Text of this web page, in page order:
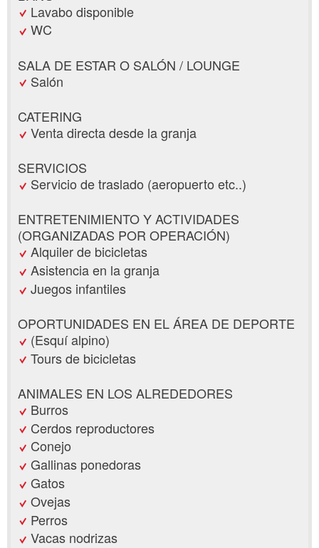
Lavabo disponible
WC
SALA DE ESTAR O SALÓN / LOUNGE
Salón
CATERING
Venta directa desde la granja
SERVICIOS
Servicio de traslado (aeropuerto etc..)
ENTRETENIMIENTO Y ACTIVIDADES
(ORGANIZADAS POR OPERACIÓN)
Alquiler de bicicletas
Asistencia en la granja
Juegos infantiles
OPORTUNIDADES EN EL ÁREA DE DEPORTE
(Esquí alpino)
Tours de bicicletas
ANIMALES EN LOS ALREDEDORES
Burros
Cerdos reproductores
Conejo
Gallinas ponedoras
Gatos
Ovejas
Perros
Vacas nodrizas